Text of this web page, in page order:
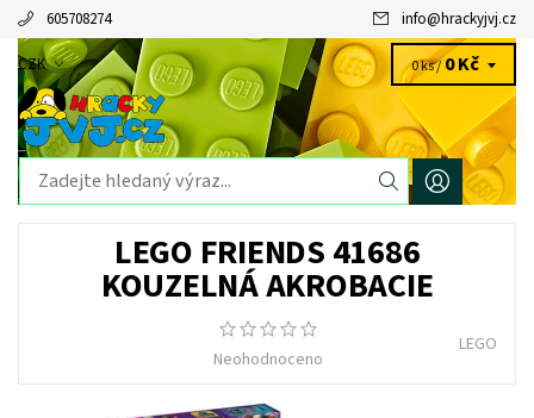
605708274 info@hrackyjvj.cz
CZK 0 ks /0 Kč
LEGO FRIENDS 41686
KOUZELNÁ AKROBACIE
Neohodnoceno
LEGO